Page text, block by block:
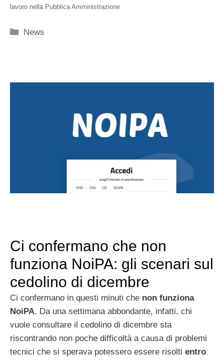
lavoro nella Pubblica Amministrazione
Categorie
News
Ci confermano che non
funziona NoiPA: gli scenari sul
cedolino di dicembre
Ci confermano in questi minuti che non funziona
NoiPA. Da una settimana abbondante, infatti, chi
vuole consultare il cedolino di dicembre sta
riscontrando non poche difficoltà a causa di problemi
tecnici che si sperava potessero essere risolti entro